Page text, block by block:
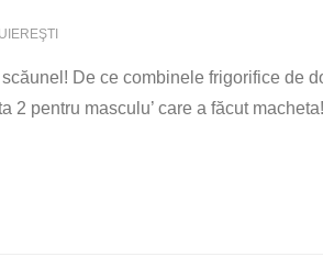
De ce combinele frigorifice de
pentru masculu’ care a făcut